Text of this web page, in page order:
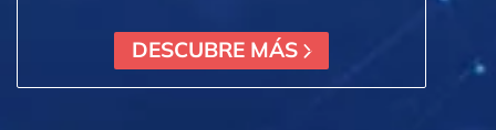
DESCUBRE MÁS